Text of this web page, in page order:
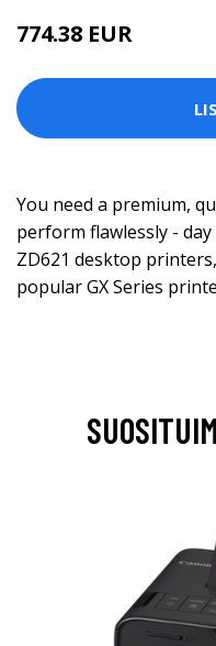
774.38 EUR
You need a premium,
perform flawlessly - day
ZD621 desktop
popular GX Series